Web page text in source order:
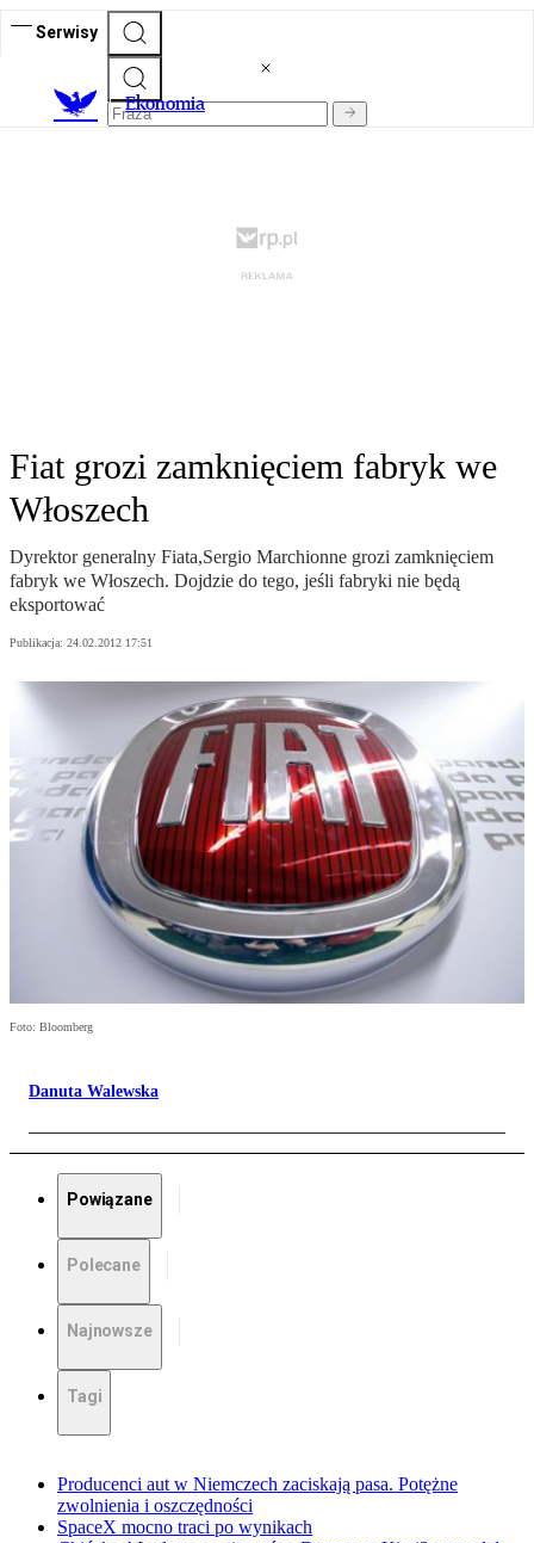
Serwisy
Ekonomia
Fiat grozi zamknięciem fabryk we
Włoszech
Dyrektor generalny Fiata,Sergio Marchionne grozi zamknięciem
fabryk we Włoszech. Dojdzie do tego, jeśli fabryki nie będą
eksportować
Publikacja: 24.02.2012 17:51
Foto: Bloomberg
Danuta Walewska
Powiązane
Polecane
Najnowsze
Tagi
Producenci aut w Niemczech zaciskają pasa. Potężne
zwolnienia i oszczędności
SpaceX mocno traci po wynikach